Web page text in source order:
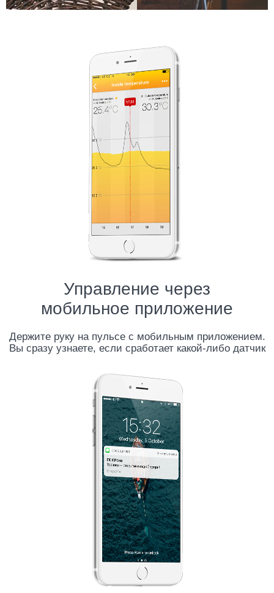
Управление через
мобильное приложение
Держите руку на пульсе с мобильным приложением.
Вы сразу узнаете, если сработает какой-либо датчик